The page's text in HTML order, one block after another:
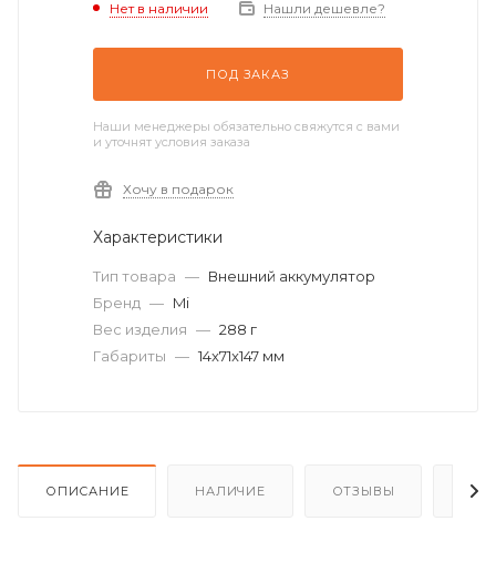
Нет в наличии Нашли дешевле?
ПОД ЗАКАЗ
Наши менеджеры обязательно свяжутся с вами
и уточнят условия заказа
Хочу в подарок
Характеристики
Тип товара — Внешний аккумулятор
Бренд — Mi
Вес изделия — 288 г
Габариты — 14x71x147 мм
ОПИСАНИЕ НАЛИЧИЕ ОТЗЫВЫ